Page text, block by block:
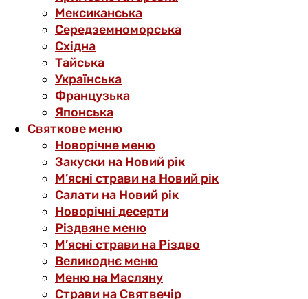
Мексиканська
Середземноморська
Східна
Тайська
Українська
Французька
Японська
Святкове меню
Новорічне меню
Закуски на Новий рік
М’ясні страви на Новий рік
Салати на Новий рік
Новорічні десерти
Різдвяне меню
М’ясні страви на Різдво
Великоднє меню
Меню на Масляну
Страви на Святвечір